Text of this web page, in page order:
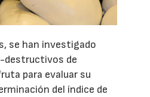
se han investigado
destructivos de
para evaluar su
del índice de